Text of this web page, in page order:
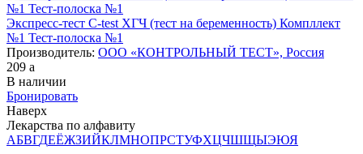
Экспресс-тест C-test ХГЧ (тест на беременность) Компллект
№1 Тест-полоска №1
Производитель: ООО «КОНТРОЛЬНЫЙ ТЕСТ», Россия
209 a
В наличии
Бронировать
Наверх
Лекарства по алфавиту
АБВГДЕЁЖЗИЙКЛМНОПРСТУФХЦЧШЩЫЭЮЯ